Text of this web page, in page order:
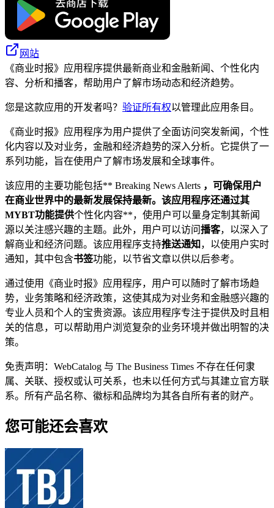
网站
《商业时报》应用程序提供最新商业和金融新闻、个性化内
容、分析和播客，帮助用户了解市场动态和经济趋势。
您是这款应用的开发者吗？ 验证所有权以管理此应用条目。
《商业时报》应用程序为用户提供了全面访问突发新闻，个性
化内容以及对业务，金融和经济趋势的深入分析。它提供了一
系列功能，旨在使用户了解市场发展和全球事件。
该应用的主要功能包括** Breaking News Alerts ，可确保用户
在商业世界中的最新发展保持最新。该应用程序还通过其
MYBT功能提供个性化内容**，使用户可以量身定制其新闻
源以关注感兴趣的主题。此外，用户可以访问播客，以深入了
解商业和经济问题。该应用程序支持推送通知 ，以使用户实时
通知，其中包含书签功能，以节省文章以供以后参考。
通过使用《商业时报》应用程序，用户可以随时了解市场趋
势，业务策略和经济政策，这使其成为对业务和金融感兴趣的
专业人员和个人的宝贵资源。该应用程序专注于提供及时且相
关的信息，可以帮助用户浏览复杂的业务环境并做出明智的决
策。
免责声明：WebCatalog 与 The Business Times 不存在任何隶
属、关联、授权或认可关系，也未以任何方式与其建立官方联
系。所有产品名称、徽标和品牌均为其各自所有者的财产。
您可能还会喜欢